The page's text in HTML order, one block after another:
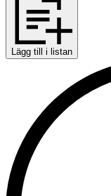
Lägg till i listan